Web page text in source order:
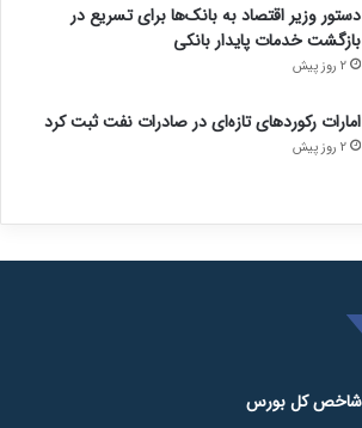
دستور وزیر اقتصاد به بانک‌ها برای تسریع در
بازگشت خدمات پایدار بانکی
2 روز پیش
امارات رکورد‌های تازه‌ای در صادرات نفت ثبت کرد
2 روز پیش